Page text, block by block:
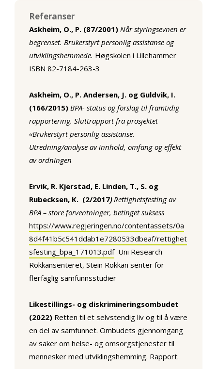
Referanser
Askheim, O., P. (87/2001) Når styringsevnen er
begrenset. Brukerstyrt personlig assistanse og
utviklingshemmede. Høgskolen i Lillehammer
ISBN 82-7184-263-3
Askheim, O., P. Andersen, J. og Guldvik, I.
(166/2015) BPA- status og forslag til framtidig
rapportering. Sluttrapport fra prosjektet
«Brukerstyrt personlig assistanse.
Utredning/analyse av innhold, omfang og effekt
av ordningen
Ervik, R. Kjerstad, E. Linden, T., S. og
Rubecksen, K. (2/2017) Rettighetsfesting av
BPA – store forventninger, betinget suksess
https://www.regjeringen.no/contentassets/0a
8d4f41b5c541ddab1e7280533dbeaf/rettighet
sfesting_bpa_171013.pdfUni Research
Rokkansenteret, Stein Rokkan senter for
flerfaglig samfunnsstudier
Likestillings- og diskrimineringsombudet
(2022) Retten til et selvstendig liv og til å være
en del av samfunnet. Ombudets gjennomgang
av saker om helse- og omsorgstjenester til
mennesker med utviklingshemming. Rapport.